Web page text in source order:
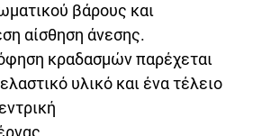
βάρους και
αίσθηση άνεσης.
κραδασμών παρέχεται
υλικό και ένα τέλειο